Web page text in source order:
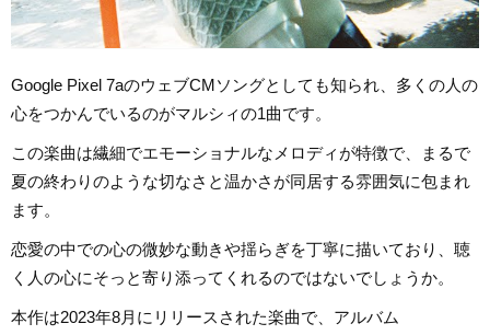
Google Pixel 7aのウェブCMソングとしても知られ、多くの人の
心をつかんでいるのがマルシィの1曲です。
この楽曲は繊細でエモーショナルなメロディが特徴で、まるで
夏の終わりのような切なさと温かさが同居する雰囲気に包まれ
ます。
恋愛の中での心の微妙な動きや揺らぎを丁寧に描いており、聴
く人の心にそっと寄り添ってくれるのではないでしょうか。
本作は2023年8月にリリースされた楽曲で、アルバム